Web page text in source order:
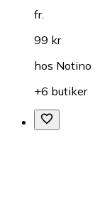
fr.
99 kr
hos Notino
+6 butiker